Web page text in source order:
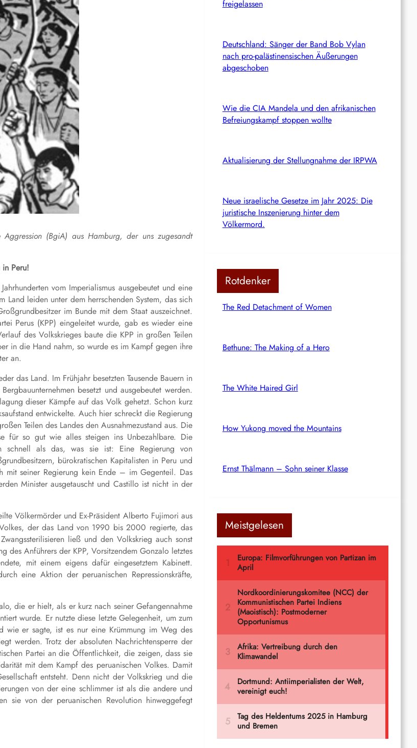
(BgiA) aus Hamburg, der uns zugesandt
Peru!
vom Imperialismus ausgebeutet und eine
Land leiden unter dem herrschenden System, das sich
im Bunde mit dem Staat auszeichnet.
Perus (KPP) eingeleitet wurde, gab es wieder eine
des Volkskrieges baute die KPP in großen Teilen
in die Hand nahm, so wurde es im Kampf gegen ihre
an.
das Land. Im Frühjahr besetzten Tausende Bauern in
besetzt und ausgebeutet werden.
dieser Kämpfe auf das Volk gehetzt. Schon kurz
entwickelte. Auch hier schreckt die Regierung
Teilen des Landes den Ausnahmezustand aus. Die
für so gut wie alles steigen ins Unbezahlbare. Die
schnell als das, was sie ist: Eine Regierung von
bürokratischen Kapitalisten in Peru und
mit seiner Regierung kein Ende – im Gegenteil. Das
Minister ausgetauscht und Castillo ist nicht in der
Völkermörder und Ex-Präsident Alberto Fujimori aus
der das Land von 1990 bis 2000 regierte, das
ließ und den Volkskrieg auch sonst
des Anführers der KPP, Vorsitzendem Gonzalo letztes
mit einem eigens dafür eingesetztem Kabinett.
eine Aktion der peruanischen Repressionskräfte,
die er hielt, als er kurz nach seiner Gefangennahme
wurde. Er nutzte diese letzte Gelegenheit, um zum
wie er sagte, ist es nur eine Krümmung im Weg des
werden. Trotz der absoluten Nachrichtensperre der
Partei an die Öffentlichkeit, die zeigen, dass sie
mit dem Kampf des peruanischen Volkes. Damit
entsteht. Denn nicht der Volkskrieg und die
von der eine schlimmer ist als die andere und
sie von der peruanischen Revolution hinweggefegt
freigelassen
Deutschland: Sänger der Band Bob Vylan
nach pro-palästinensischen Äußerungen
abgeschoben
Wie die CIA Mandela und den afrikanischen
Befreiungskampf stoppen wollte
Aktualisierung der Stellungnahme der IRPWA
Neue israelische Gesetze im Jahr 2025: Die
juristische Inszenierung hinter dem
Völkermord.
Rotdenker
The Red Detachment of Women
Bethune: The Making of a Hero
The White Haired Girl
How Yukong moved the Mountains
Ernst Thälmann – Sohn seiner Klasse
Meistgelesen